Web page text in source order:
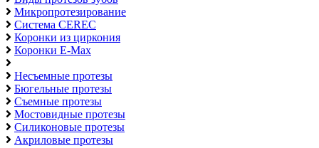
Микропротезирование
Система CEREC
Коронки из циркония
Коронки E-Max
Несъемные протезы
Бюгельные протезы
Съемные протезы
Мостовидные протезы
Cиликоновые протезы
Акриловые протезы